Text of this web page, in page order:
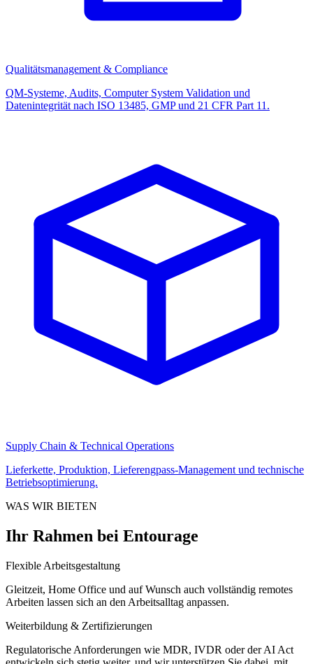
Qualitätsmanagement & Compliance
QM-Systeme, Audits, Computer System Validation und
Datenintegrität nach ISO 13485, GMP und 21 CFR Part 11.
Supply Chain & Technical Operations
Lieferkette, Produktion, Lieferengpass-Management und technische
Betriebsoptimierung.
WAS WIR BIETEN
Ihr Rahmen bei Entourage
Flexible Arbeitsgestaltung
Gleitzeit, Home Office und auf Wunsch auch vollständig remotes
Arbeiten lassen sich an den Arbeitsalltag anpassen.
Weiterbildung & Zertifizierungen
Regulatorische Anforderungen wie MDR, IVDR oder der AI Act